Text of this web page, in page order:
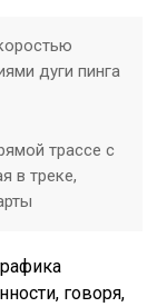
дуги пинга
трассе с
в треке,
говоря,